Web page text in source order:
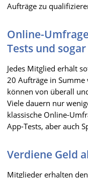
Aufträge zu
Online-
Tests und
Jedes Mitglied erhält
20 Aufträge in
können von überall
Viele dauern nur
klassische Online-
App-Tests, aber auch
Verdiene Geld
Mitglieder erhalten